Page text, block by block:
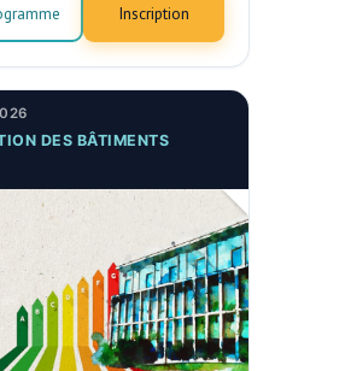
Inscription
DES BÂTIMENTS